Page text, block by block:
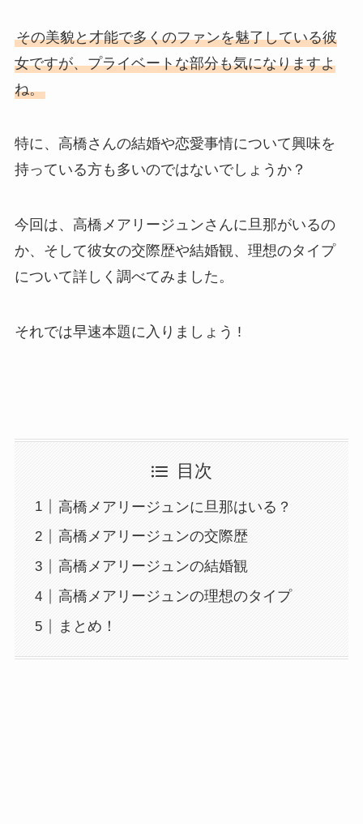
その美貌と才能で多くのファンを魅了している彼
女ですが、プライベートな部分も気になりますよ
ね。
特に、高橋さんの結婚や恋愛事情について興味を
持っている方も多いのではないでしょうか？
今回は、高橋メアリージュンさんに旦那がいるの
か、そして彼女の交際歴や結婚観、理想のタイプ
について詳しく調べてみました。
それでは早速本題に入りましょう !
目次
高橋メアリージュンに旦那はいる？
高橋メアリージュンの交際歴
高橋メアリージュンの結婚観
高橋メアリージュンの理想のタイプ
まとめ！